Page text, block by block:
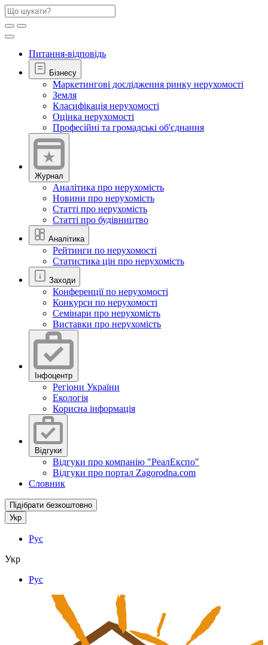
Питання-відповідь
Бізнесу
Маркетингові дослідження ринку нерухомості
Земля
Класифікація нерухомості
Оцінка нерухомості
Професійні та громадські об'єднання
Журнал
Аналітика про нерухомість
Новини про нерухомість
Статті про нерухомість
Статті про будівництво
Аналітика
Рейтинги по нерухомості
Статистика цін про нерухомість
Заходи
Конференції по нерухомості
Конкурси по нерухомості
Семінари про нерухомість
Виставки про нерухомість
Інфоцентр
Регіони України
Екологія
Корисна інформація
Відгуки
Відгуки про компанію "РеалЕкспо"
Відгуки про портал Zagorodna.com
Словник
Підібрати безкоштовно
Укр
Рус
Укр
Рус